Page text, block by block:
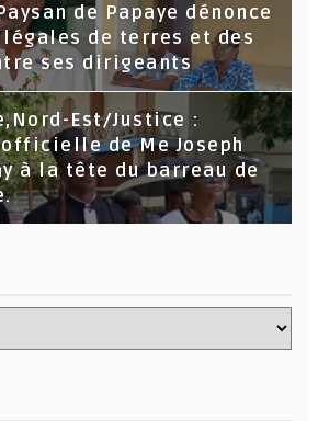
de Papaye dénonce
de terres et des
ses dirigeants
Est/Justice :
de Me Joseph
à la tête du barreau de